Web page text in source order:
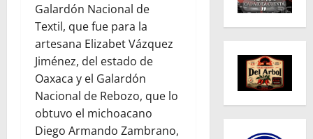
Galardón Nacional de
Textil, que fue para la
artesana Elizabet Vázquez
Jiménez, del estado de
Oaxaca y el Galardón
Nacional de Rebozo, que lo
obtuvo el michoacano
Diego Armando Zambrano,